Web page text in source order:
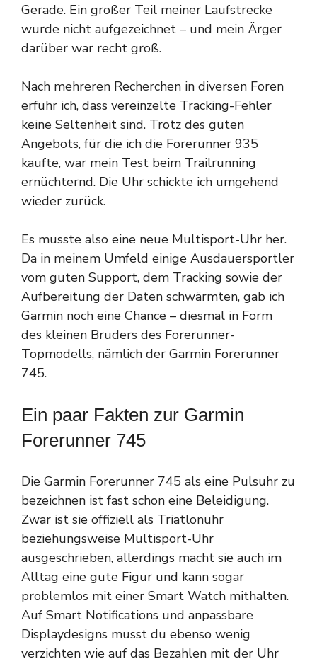
Gerade. Ein großer Teil meiner Laufstrecke
wurde nicht aufgezeichnet – und mein Ärger
darüber war recht groß.
Nach mehreren Recherchen in diversen Foren
erfuhr ich, dass vereinzelte Tracking-Fehler
keine Seltenheit sind. Trotz des guten
Angebots, für die ich die Forerunner 935
kaufte, war mein Test beim Trailrunning
ernüchternd. Die Uhr schickte ich umgehend
wieder zurück.
Es musste also eine neue Multisport-Uhr her.
Da in meinem Umfeld einige Ausdauersportler
vom guten Support, dem Tracking sowie der
Aufbereitung der Daten schwärmten, gab ich
Garmin noch eine Chance – diesmal in Form
des kleinen Bruders des Forerunner-
Topmodells, nämlich der Garmin Forerunner
745.
Ein paar Fakten zur Garmin
Forerunner 745
Die Garmin Forerunner 745 als eine Pulsuhr zu
bezeichnen ist fast schon eine Beleidigung.
Zwar ist sie offiziell als Triatlonuhr
beziehungsweise Multisport-Uhr
ausgeschrieben, allerdings macht sie auch im
Alltag eine gute Figur und kann sogar
problemlos mit einer Smart Watch mithalten.
Auf Smart Notifications und anpassbare
Displaydesigns musst du ebenso wenig
verzichten wie auf das Bezahlen mit der Uhr